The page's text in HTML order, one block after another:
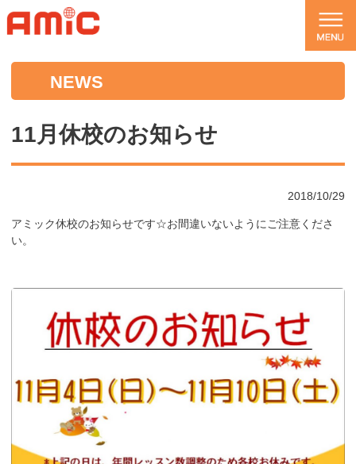
NEWS
11月休校のお知らせ
2018/10/29
アミック休校のお知らせです☆お間違いないようにご注意くださ
い。